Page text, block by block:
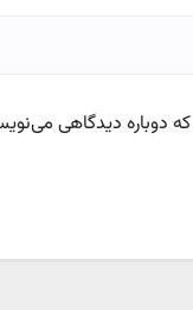
دوباره دیدگاهی